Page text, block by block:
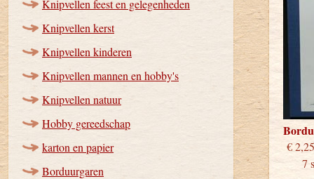
Knipvellen feest en gelegenheden
Knipvellen kerst
Knipvellen kinderen
Knipvellen mannen en hobby's
Knipvellen natuur
Hobby gereedschap
karton en papier
Borduurgaren
7